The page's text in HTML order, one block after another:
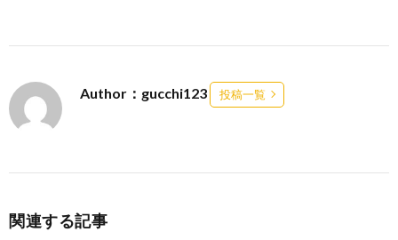
Author：gucchi123 投稿一覧
関連する記事